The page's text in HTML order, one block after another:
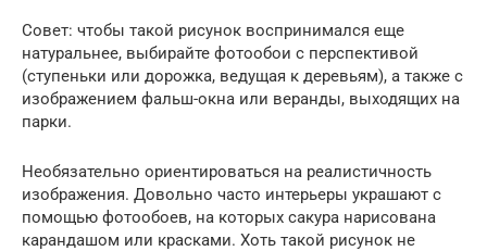
Совет: чтобы такой рисунок воспринимался еще
натуральнее, выбирайте фотообои с перспективой
(ступеньки или дорожка, ведущая к деревьям), а также с
изображением фальш-окна или веранды, выходящих на
парки.
Необязательно ориентироваться на реалистичность
изображения. Довольно часто интерьеры украшают с
помощью фотообоев, на которых сакура нарисована
карандашом или красками. Хоть такой рисунок не